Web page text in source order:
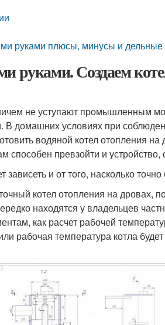
руками плюсы, минусы и дельные
руками. Создаем
не уступают промышленным
В домашних условиях при
водяной котел отопления
способен превзойти и
зависеть и от того, насколько
котел отопления на дровах,
находятся у владельцев
как расчет рабочей
рабочая температура котла